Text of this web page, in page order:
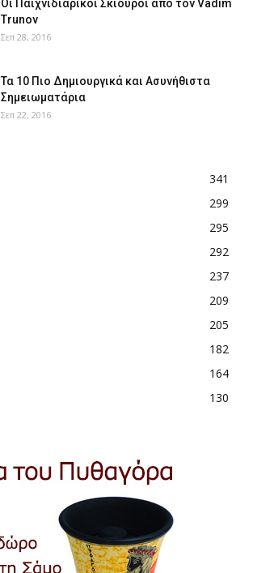
Οι Παιχνιδιάρικοι Σκίουροι από τον Vadim
Trunov
Σεπ 28, 2016
Τα 10 Πιο Δημιουργικά και Ασυνήθιστα
Σημειωματάρια
Σεπ 22, 2016
341
299
295
292
237
209
205
182
164
130